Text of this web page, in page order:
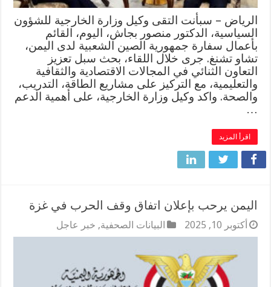
الرياض – سبأنت التقى وكيل وزارة الخارجية للشؤون
السياسية، الدكتور منصور بجاش، اليوم، القائم
بأعمال سفارة جمهورية الصين الشعبية لدى اليمن،
تشاو تشنغ. جرى خلال اللقاء، بحث سبل تعزيز
التعاون الثنائي في المجالات الاقتصادية والثقافية
والتعليمية، مع التركيز على مشاريع الطاقة، التدريب،
والصحة. واكد وكيل وزارة الخارجية، على أهمية الدعم
…
اقرأ المزيد
اليمن يرحب بإعلان اتفاق وقف الحرب في غزة
أكتوبر 10, 2025 البيانات الصحفية, خبر عاجل